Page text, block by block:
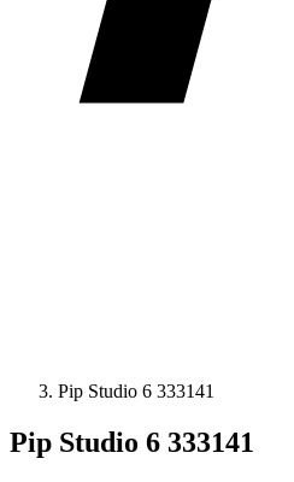
Pip Studio 6 333141
Pip Studio 6 333141